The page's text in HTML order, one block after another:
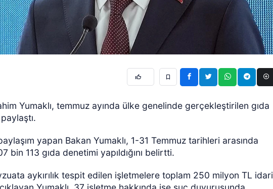
Yumaklı, temmuz ayında ülke genelinde gerçekleştirilen gıda
yapan Bakan Yumaklı, 1-31 Temmuz tarihleri arasında
bin 113 gıda denetimi yapıldığını belirtti.
aykırılık tespit edilen işletmelere toplam 250 milyon TL idari